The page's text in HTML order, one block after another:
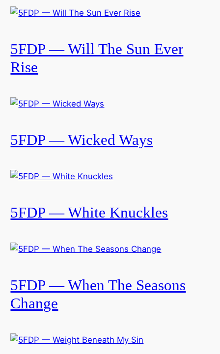
5FDP — Will The Sun Ever
Rise
5FDP — Wicked Ways
5FDP — White Knuckles
5FDP — When The Seasons
Change